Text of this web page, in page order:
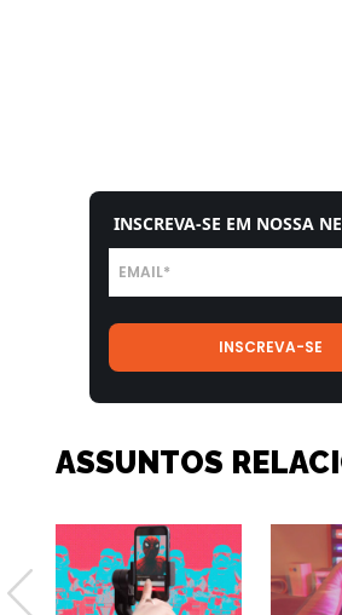
INSCREVA-SE EM NOSSA
ASSUNTOS